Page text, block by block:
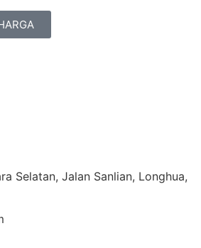
Selatan, Jalan Sanlian, Longhua,